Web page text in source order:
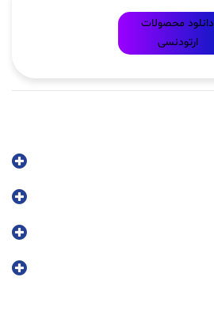
دانلود محصولات
ارتودنسی